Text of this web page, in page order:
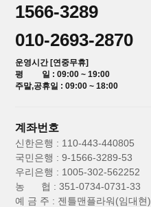
1566-3289
010-2693-2870
운영시간 [연중무휴]
평 일 : 09:00 ~ 19:00
주말,공휴일 : 09:00 ~ 18:00
계좌번호
신한은행 : 110-443-440805
국민은행 : 9-1566-3289-53
우리은행 : 1005-302-562252
농 협 : 351-0734-0731-33
예 금 주 : 젠틀맨플라워(임대현)